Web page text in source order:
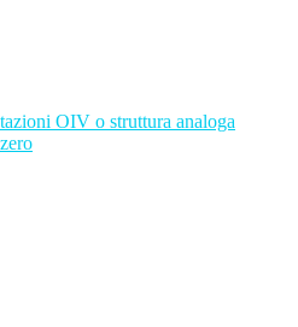
OIV o struttura analoga